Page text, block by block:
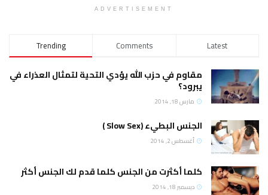
ADVERTISEMENT
Trending Comments Latest
مقاوم في حزب الله يؤدي التحية لتمثال العذراء في
يبرود؟
مارس 18, 2014
الجنس البطيء (Slow Sex )
أغسطس 2, 2014
كلما أكثرت من الجنس كلما قدم لك الجنس أكثر
ديسمبر 18, 2014